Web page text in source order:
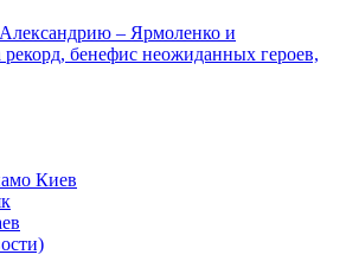
– Ярмоленко и
бенефис неожиданных героев,
Киев